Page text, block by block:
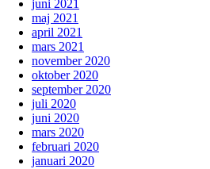
juni 2021
maj 2021
april 2021
mars 2021
november 2020
oktober 2020
september 2020
juli 2020
juni 2020
mars 2020
februari 2020
januari 2020